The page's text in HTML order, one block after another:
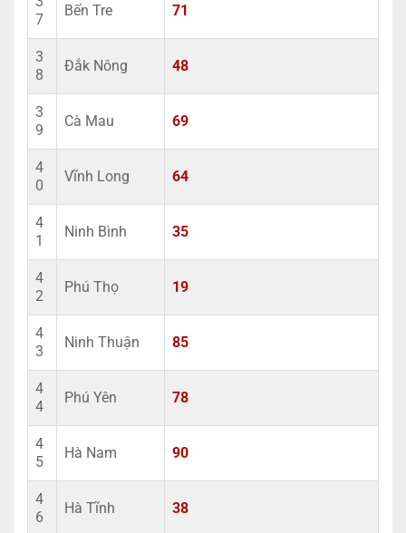
7
Bến Tre 71
3
8
Đắk Nông 48
3
9
Cà Mau 69
4
0
Vĩnh Long 64
4
1
Ninh Bình 35
4
2
Phú Thọ 19
4
3
Ninh Thuận 85
4
4
Phú Yên 78
4
5
Hà Nam 90
4
6
Hà Tĩnh 38